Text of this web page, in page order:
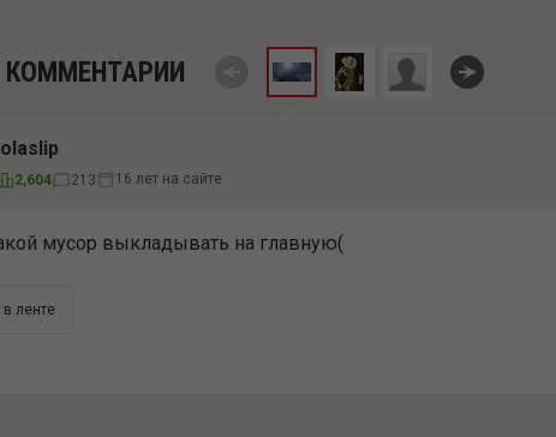
2,604 213 16 лет на сайте
мусор выкладывать на главную(
в ленте